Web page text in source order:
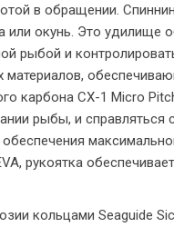
в обращении.
окунь. Это удилище
рыбой и
карбона CX-1 Micro
рыбы, и справляться
рукоятка
кольцами Seaguide